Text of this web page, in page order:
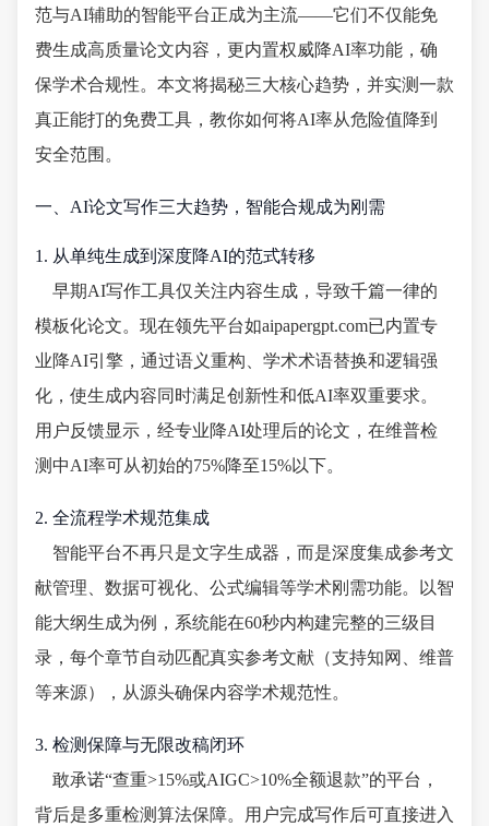
范与AI辅助的智能平台正成为主流——它们不仅能免
费生成高质量论文内容，更内置权威降AI率功能，确
保学术合规性。本文将揭秘三大核心趋势，并实测一款
真正能打的免费工具，教你如何将AI率从危险值降到
安全范围。
一、AI论文写作三大趋势，智能合规成为刚需
1. 从单纯生成到深度降AI的范式转移
早期AI写作工具仅关注内容生成，导致千篇一律的
模板化论文。现在领先平台如aipapergpt.com已内置专
业降AI引擎，通过语义重构、学术术语替换和逻辑强
化，使生成内容同时满足创新性和低AI率双重要求。
用户反馈显示，经专业降AI处理后的论文，在维普检
测中AI率可从初始的75%降至15%以下。
2. 全流程学术规范集成
智能平台不再只是文字生成器，而是深度集成参考文
献管理、数据可视化、公式编辑等学术刚需功能。以智
能大纲生成为例，系统能在60秒内构建完整的三级目
录，每个章节自动匹配真实参考文献（支持知网、维普
等来源），从源头确保内容学术规范性。
3. 检测保障与无限改稿闭环
敢承诺“查重>15%或AIGC>10%全额退款”的平台，
背后是多重检测算法保障。用户完成写作后可直接进入